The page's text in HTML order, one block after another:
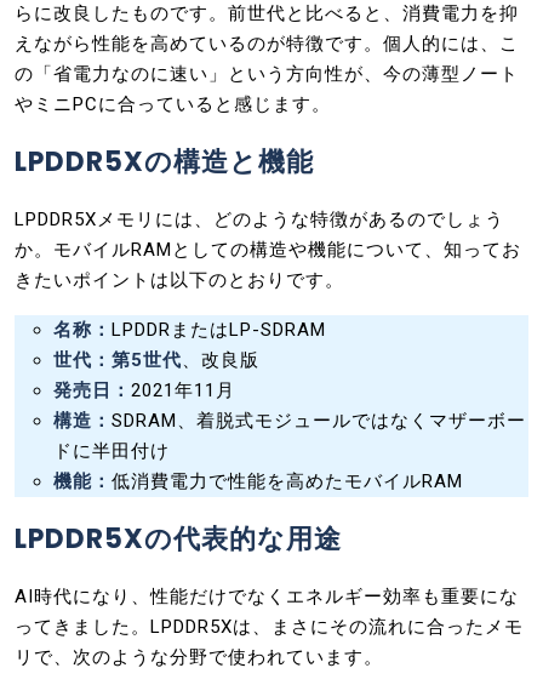
らに改良したものです。前世代と比べると、消費電力を抑
えながら性能を高めているのが特徴です。個人的には、こ
の「省電力なのに速い」という方向性が、今の薄型ノート
やミニPCに合っていると感じます。
LPDDR5Xの構造と機能
LPDDR5Xメモリには、どのような特徴があるのでしょう
か。モバイルRAMとしての構造や機能について、知ってお
きたいポイントは以下のとおりです。
名称： LPDDRまたはLP-SDRAM
世代：第5世代、改良版
発売日： 2021年11月
構造： SDRAM、着脱式モジュールではなくマザーボー
ドに半田付け
機能： 低消費電力で性能を高めたモバイルRAM
LPDDR5Xの代表的な用途
AI時代になり、性能だけでなくエネルギー効率も重要にな
ってきました。LPDDR5Xは、まさにその流れに合ったメモ
リで、次のような分野で使われています。